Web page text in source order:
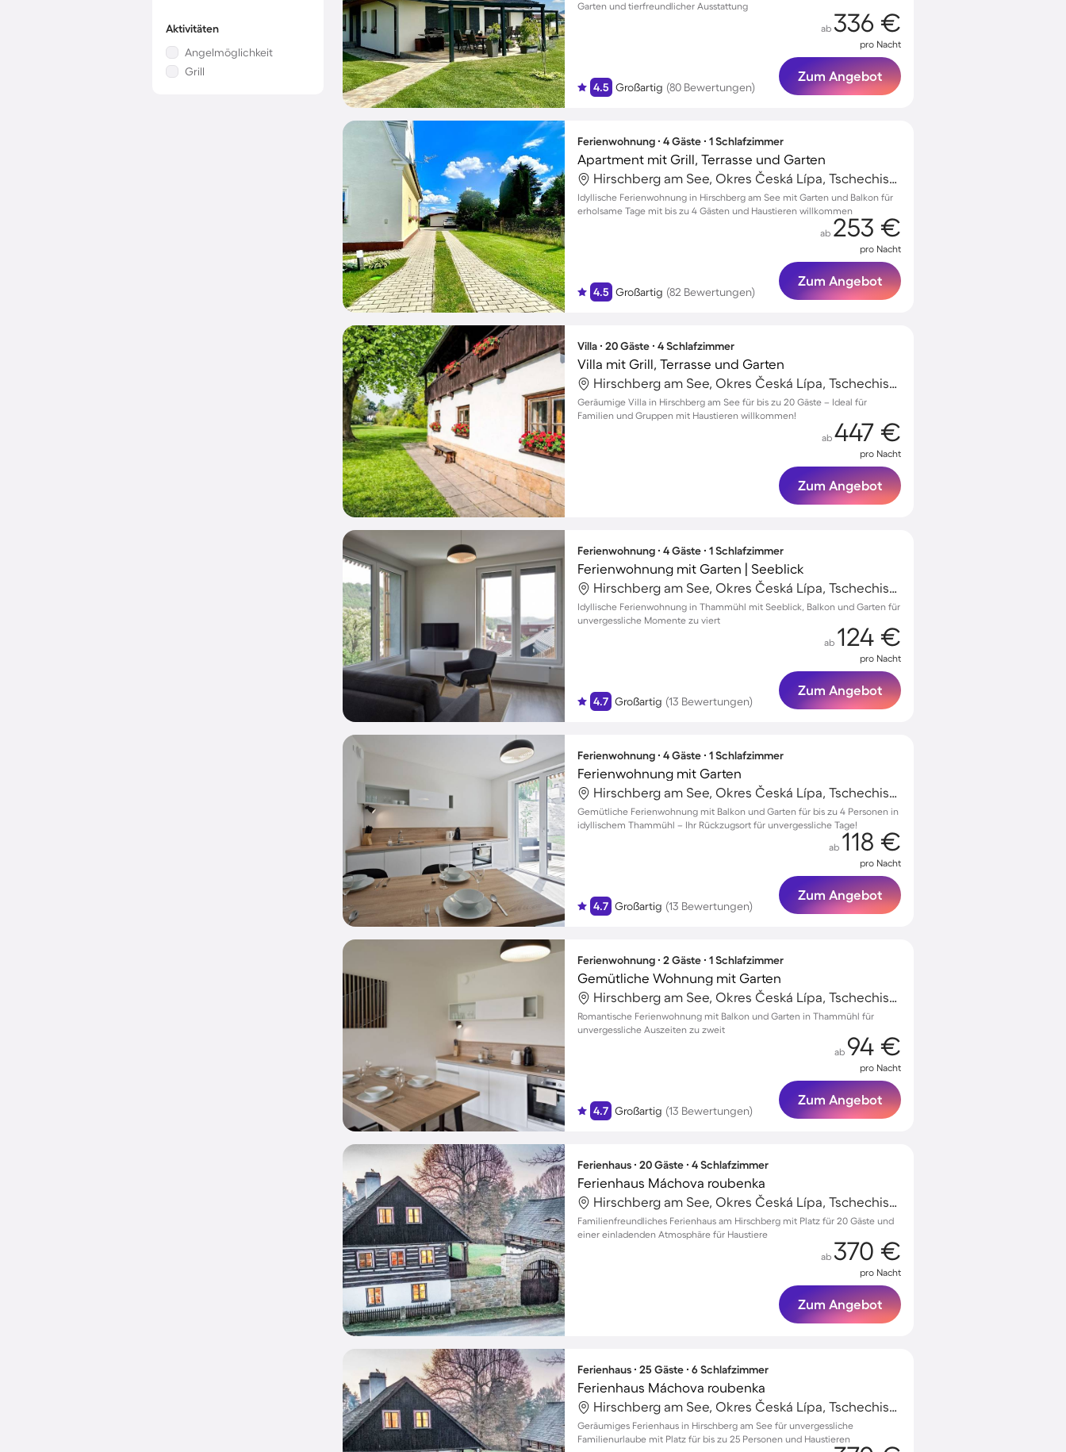
Aktivitäten
Angelmöglichkeit
Grill
Garten und tierfreundlicher Ausstattung
4.5 Großartig (80 Bewertungen)
ab 336 €
pro Nacht
Zum Angebot
Ferienwohnung ∙ 4 Gäste ∙ 1 Schlafzimmer
Apartment mit Grill, Terrasse und Garten
Hirschberg am See, Okres Česká Lípa, Tschechische Republik
Idyllische Ferienwohnung in Hirschberg am See mit Garten und Balkon für
erholsame Tage mit bis zu 4 Gästen und Haustieren willkommen
4.5 Großartig (82 Bewertungen)
ab 253 €
pro Nacht
Zum Angebot
Villa ∙ 20 Gäste ∙ 4 Schlafzimmer
Villa mit Grill, Terrasse und Garten
Hirschberg am See, Okres Česká Lípa, Tschechische Republik
Geräumige Villa in Hirschberg am See für bis zu 20 Gäste – Ideal für
Familien und Gruppen mit Haustieren willkommen!
ab 447 €
pro Nacht
Zum Angebot
Ferienwohnung ∙ 4 Gäste ∙ 1 Schlafzimmer
Ferienwohnung mit Garten | Seeblick
Hirschberg am See, Okres Česká Lípa, Tschechische Republik
Idyllische Ferienwohnung in Thammühl mit Seeblick, Balkon und Garten für
unvergessliche Momente zu viert
4.7 Großartig (13 Bewertungen)
ab 124 €
pro Nacht
Zum Angebot
Ferienwohnung ∙ 4 Gäste ∙ 1 Schlafzimmer
Ferienwohnung mit Garten
Hirschberg am See, Okres Česká Lípa, Tschechische Republik
Gemütliche Ferienwohnung mit Balkon und Garten für bis zu 4 Personen in
idyllischem Thammühl – Ihr Rückzugsort für unvergessliche Tage!
4.7 Großartig (13 Bewertungen)
ab 118 €
pro Nacht
Zum Angebot
Ferienwohnung ∙ 2 Gäste ∙ 1 Schlafzimmer
Gemütliche Wohnung mit Garten
Hirschberg am See, Okres Česká Lípa, Tschechische Republik
Romantische Ferienwohnung mit Balkon und Garten in Thammühl für
unvergessliche Auszeiten zu zweit
4.7 Großartig (13 Bewertungen)
ab 94 €
pro Nacht
Zum Angebot
Ferienhaus ∙ 20 Gäste ∙ 4 Schlafzimmer
Ferienhaus Máchova roubenka
Hirschberg am See, Okres Česká Lípa, Tschechische Republik
Familienfreundliches Ferienhaus am Hirschberg mit Platz für 20 Gäste und
einer einladenden Atmosphäre für Haustiere
ab 370 €
pro Nacht
Zum Angebot
Ferienhaus ∙ 25 Gäste ∙ 6 Schlafzimmer
Ferienhaus Máchova roubenka
Hirschberg am See, Okres Česká Lípa, Tschechische Republik
Geräumiges Ferienhaus in Hirschberg am See für unvergessliche
Familienurlaube mit Platz für bis zu 25 Personen und Haustieren